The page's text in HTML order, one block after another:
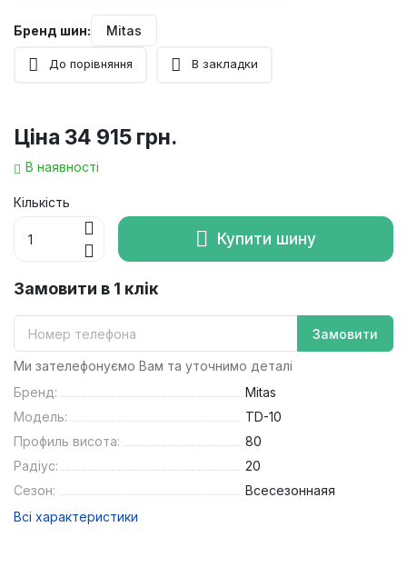
Бренд шин: Mitas
До порівняння В закладки
Ціна 34 915 грн.
В наявності
Кількість
Купити шину
Замовити в 1 клік
Замовити
Ми зателефонуємо Вам та уточнимо деталі
Бренд:
Mitas
Модель:
TD-10
Профиль висота:
80
Радіус:
20
Сезон:
Всесезоннаяя
Всі характеристики